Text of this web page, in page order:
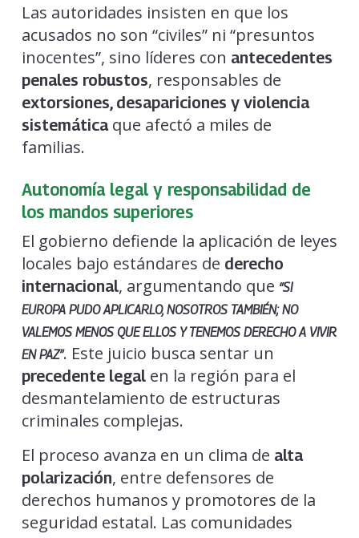
Las autoridades insisten en que los
acusados no son “civiles” ni “presuntos
inocentes”, sino líderes con antecedentes
penales robustos, responsables de
extorsiones, desapariciones y violencia
sistemáticaque afectó a miles de
familias.
Autonomía legal y responsabilidad de
los mandos superiores
El gobierno defiende la aplicación de leyes
locales bajo estándares de derecho
internacional, argumentando que “SI
EUROPA PUDO APLICARLO, NOSOTROS TAMBIÉN; NO
VALEMOS MENOS QUE ELLOS Y TENEMOS DERECHO A VIVIR
EN PAZ”. Este juicio busca sentar un
precedente legalen la región para el
desmantelamiento de estructuras
criminales complejas.
El proceso avanza en un clima de alta
polarización, entre defensores de
derechos humanos y promotores de la
seguridad estatal. Las comunidades